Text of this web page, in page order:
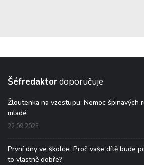
Šéfredaktordoporučuje
Žloutenka na vzestupu: Nemoc špinavých
mladé
22.09.2025
První dny ve školce: Proč vaše dítě bude
to vlastně dobře?